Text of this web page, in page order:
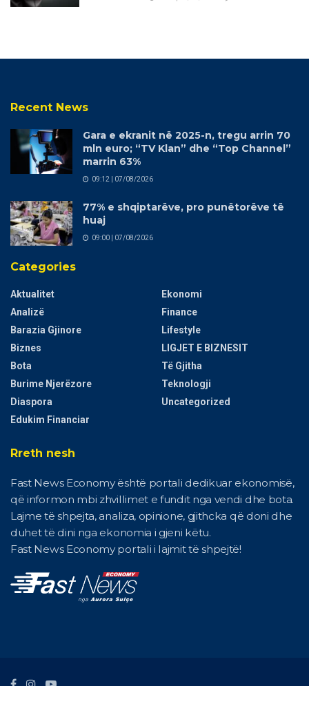
Recent News
Gara e ekranit në 2025-n, tregu arrin 70
mln euro; “TV Klan” dhe “Top Channel”
marrin 63%
09:12 | 07/08/2026
77% e shqiptarëve, pro punëtorëve të
huaj
09:00 | 07/08/2026
Categories
Aktualitet
Analizë
Barazia Gjinore
Biznes
Bota
Burime Njerëzore
Diaspora
Edukim Financiar
Ekonomi
Finance
Lifestyle
LIGJET E BIZNESIT
Të Gjitha
Teknologji
Uncategorized
Rreth nesh
Fast News Economy është portali dedikuar ekonomisë,
që informon mbi zhvillimet e fundit nga vendi dhe bota.
Lajme të shpejta, analiza, opinione, gjithcka që doni dhe
duhet të dini nga ekonomia i gjeni këtu.
Fast News Economy portali i lajmit të shpejtë!